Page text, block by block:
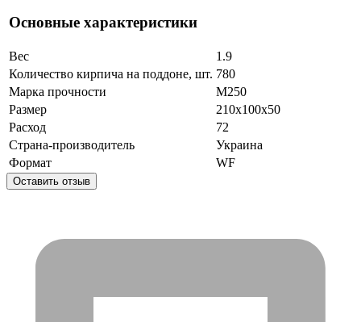
Основные характеристики
Вес
1.9
Количество кирпича на поддоне, шт. 780
Марка прочности
М250
Размер
210x100x50
Расход
72
Страна-производитель
Украина
Формат
WF
Оставить отзыв